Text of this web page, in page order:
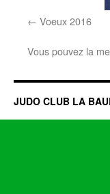
Voeux 2016
Vous pouvez la
JUDO CLUB LA